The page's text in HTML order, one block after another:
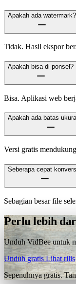
Apakah ada watermark?
Tidak. Hasil ekspor
Apakah bisa di ponsel?
Bisa. Aplikasi web
Apakah ada batas
Versi gratis
Seberapa cepat
Sebagian besar file
Perlu lebih
Unduh VidBee untuk
Unduh gratis Lihat rilis
Sepenuhnya gratis.